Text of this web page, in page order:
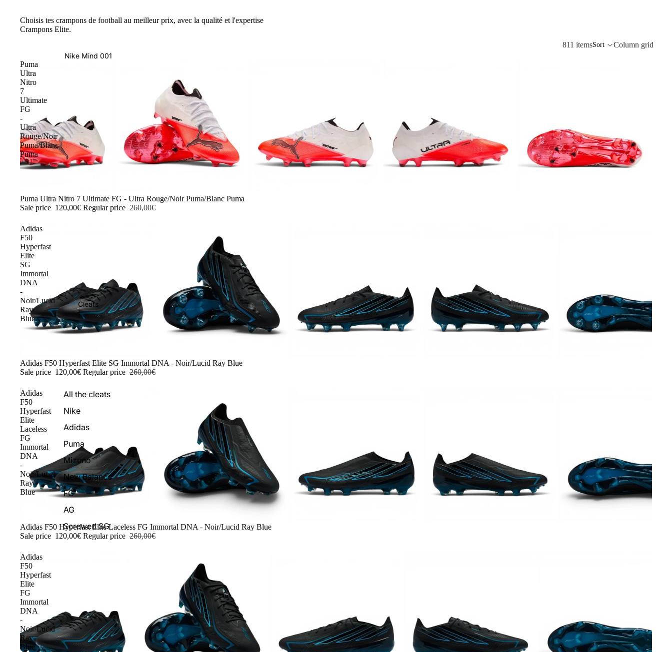
Nike Mind 001
Cleats
All the cleats
Nike
Adidas
Puma
Mizuno
New Balance
FG
AG
Screwed SG
Choisis tes crampons de football au meilleur prix, avec la qualité et l'expertise
Crampons Elite.
811 itemsSort Column grid
Puma
Ultra
Nitro
7
Ultimate
FG
-
Ultra
Rouge/Noir
Puma/Blanc
Puma
-54%
Puma Ultra Nitro 7 Ultimate FG - Ultra Rouge/Noir Puma/Blanc Puma
Sale price 120,00€ Regular price 260,00€
Adidas
F50
Hyperfast
Elite
SG
Immortal
DNA
-
Noir/Lucid
Ray
Blue
-54%
Adidas F50 Hyperfast Elite SG Immortal DNA - Noir/Lucid Ray Blue
Sale price 120,00€ Regular price 260,00€
Adidas
F50
Hyperfast
Elite
Laceless
FG
Immortal
DNA
-
Noir/Lucid
Ray
Blue
-54%
Adidas F50 Hyperfast Elite Laceless FG Immortal DNA - Noir/Lucid Ray Blue
Sale price 120,00€ Regular price 260,00€
Adidas
F50
Hyperfast
Elite
FG
Immortal
DNA
-
Noir/Lucid
Ray
Blue